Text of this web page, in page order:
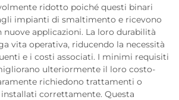
ridotto poiché questi binari
impianti di smaltimento e ricevono
nuove applicazioni. La loro durabilità
vita operativa, riducendo la necessità
e i costi associati. I minimi requisiti
ulteriormente il loro costo-
richiedono trattamenti o
correttamente. Questa